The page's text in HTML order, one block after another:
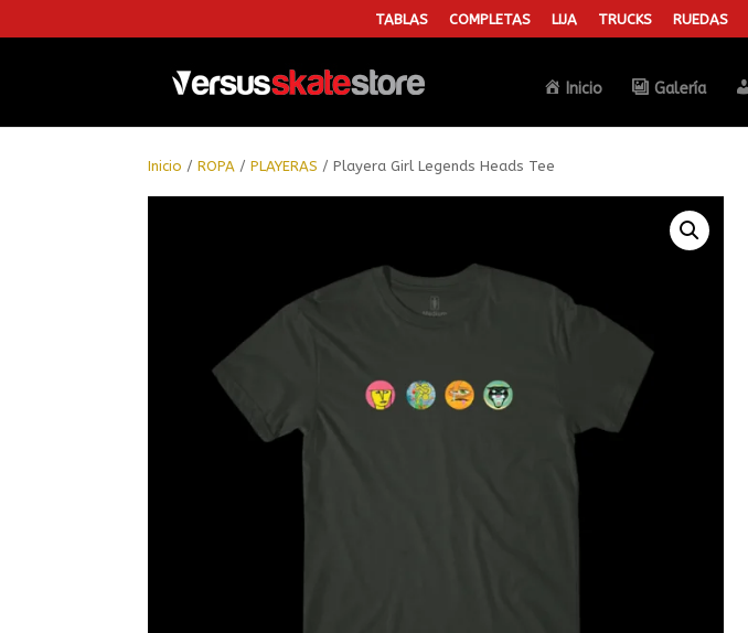
TABLAS COMPLETAS LIJA TRUCKS RUEDAS
Inicio Galería
Inicio /ROPA /PLAYERAS / Playera Girl Legends Heads Tee